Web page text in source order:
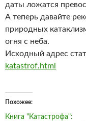
даты ложатся
А теперь давайте
природных
огня с неба.
Исходный адрес
katastrof.html
Похожее
Книга "Катастрофа":